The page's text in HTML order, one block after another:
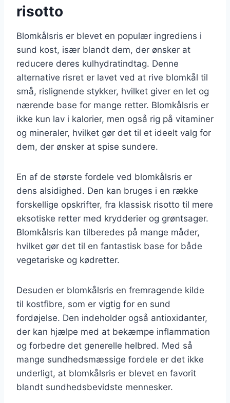
risotto
Blomkålsris er blevet en populær ingrediens i
sund kost, især blandt dem, der ønsker at
reducere deres kulhydratindtag. Denne
alternative risret er lavet ved at rive blomkål til
små, rislignende stykker, hvilket giver en let og
nærende base for mange retter. Blomkålsris er
ikke kun lav i kalorier, men også rig på vitaminer
og mineraler, hvilket gør det til et ideelt valg for
dem, der ønsker at spise sundere.
En af de største fordele ved blomkålsris er
dens alsidighed. Den kan bruges i en række
forskellige opskrifter, fra klassisk risotto til mere
eksotiske retter med krydderier og grøntsager.
Blomkålsris kan tilberedes på mange måder,
hvilket gør det til en fantastisk base for både
vegetariske og kødretter.
Desuden er blomkålsris en fremragende kilde
til kostfibre, som er vigtig for en sund
fordøjelse. Den indeholder også antioxidanter,
der kan hjælpe med at bekæmpe inflammation
og forbedre det generelle helbred. Med så
mange sundhedsmæssige fordele er det ikke
underligt, at blomkålsris er blevet en favorit
blandt sundhedsbevidste mennesker.